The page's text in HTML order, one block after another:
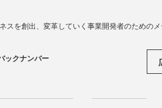
を創出、変革していく事業開発者のためのメ
ックナンバー